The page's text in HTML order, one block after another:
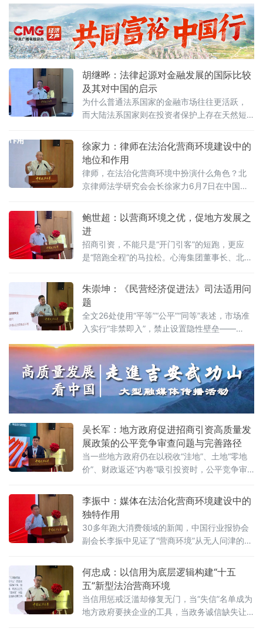
框架与实践路径。管晓峰从市场发展环境问
展的根本路径。
胡继晔：法律起源对金融发展的国际比较
及其对中国的启示
为什么普通法系国家的金融市场往往更活跃，
而大陆法系国家则在投资者保护上存在天然短
长背后是否隐藏着法治短板？中国政法大学商
学院教授、法治化营商环境建设与数字金融研
究课题组组长胡继晔6月7日在该校研究中心揭
牌仪式既同期举办的“法治筑基、商业有序——
地方政府促进招商引资和高质量发展路径”法治
以
徐家力：律师在法治化营商环境建设中的
地位和作用
律师，在法治化营商环境中扮演什么角色？北
京律师法学研究会会长徐家力6月7日在中国政
心揭牌仪式既同期举办的“法治筑基、商业有序
——地方政府促进招商引资和高质量发展路
径”法治化营商环境建设（公益）大讲堂2026首
期活动上给出明确答案：律师不仅是法律的实
践者，更是连接政府、市场与司法的法治纽
法治化水
鲍世超：以营商环境之优，促地方发展之
进
招商引资，不能只是“开门引客”的短跑，更应
是“陪跑全程”的马拉松。心海集团董事长、北京
行会长鲍世超6月7日在中国政法大学法治化营
商环境建设与数字金融研究中心揭牌仪式既同
期举办的“法治筑基、商业有序——地方政府促
进招商引资和高质量发展路径”法治化营商环境
建设（公益）大讲堂2026首期活动上，以企业
家视角道出法治化营商环境的真谛：“一个
朱崇坤：《民营经济促进法》司法适用问
题
全文26处使用“平等”“公平”“同等”表述，市场准
入实行“非禁即入”，禁止设置隐性壁垒——
经济促进法》被寄予厚望。然而，北京企业法
治与发展研究会副会长朱崇坤6月7日在中国政
法大学法治化营商环境建设与数字金融研究中
心揭牌仪式既同期举办的“法治筑基、商业有序
——地方政府促进招商引资和高质量发展路
吴长军：地方政府促进招商引资高质量发
展政策的公平竞争审查问题与完善路径
当一些地方政府仍在以税收“洼地”、土地“零地
价”、财政返还“内卷”吸引投资时，公平竞争审
例》施行近两年来，为何部分地区仍屡屡出
现“超国民待遇”补贴、隐性地方保护、跨区域恶
性竞争？北京物资学院法学院院长吴长军6月7
日在中国政法大学法治化营商环境建设与数字
金融研究中心揭牌仪式既同期举办的“法治筑
李振中：媒体在法治化营商环境建设中的
独特作用
30多年跑大消费领域的新闻，中国行业报协会
副会长李振中见证了“营商环境”从无人问津的模
国政法大学法治化营商环境建设与数字金融研
究中心揭牌仪式既同期举办的“法治筑基、商业
有序——地方政府促进招商引资和高质量发展
路径”法治化营商环境建设（公益）大讲堂2026
首期活动上，李振中以媒体人视角直言：法治
何忠成：以信用为底层逻辑构建“十五
五”新型法治营商环境
当信用惩戒泛滥却修复无门，当“失信”名单成为
地方政府要挟企业的工具，当政务诚信缺失让